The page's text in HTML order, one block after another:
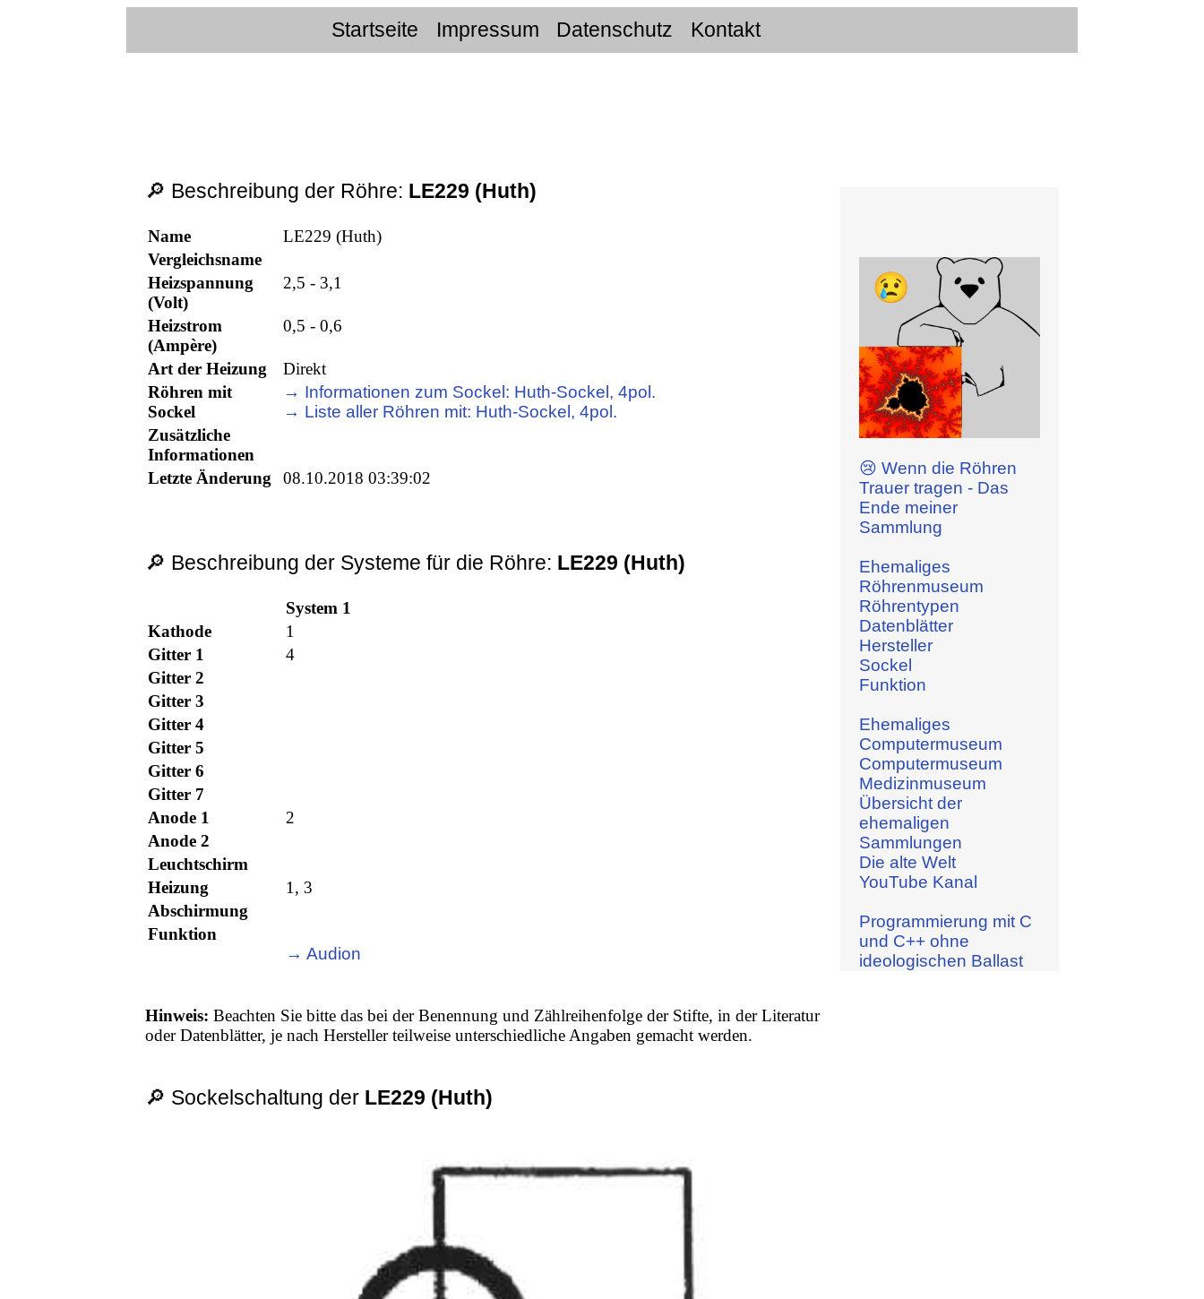
Startseite Impressum Datenschutz Kontakt
🔎 Beschreibung der Röhre: LE229 (Huth)
Name
LE229 (Huth)
Vergleichsname
Heizspannung
(Volt)
2,5 - 3,1
Heizstrom
(Ampère)
0,5 - 0,6
Art der Heizung
Direkt
Röhren mit
Sockel
→ Informationen zum Sockel: Huth-Sockel, 4pol.
→ Liste aller Röhren mit: Huth-Sockel, 4pol.
Zusätzliche
Informationen
Letzte Änderung
08.10.2018 03:39:02
🔎 Beschreibung der Systeme für die Röhre: LE229 (Huth)
System 1
Kathode
1
Gitter 1
4
Gitter 2
Gitter 3
Gitter 4
Gitter 5
Gitter 6
Gitter 7
Anode 1
2
Anode 2
Leuchtschirm
Heizung
1, 3
Abschirmung
Funktion
→ Audion
Hinweis: Beachten Sie bitte das bei der Benennung und Zählreihenfolge der Stifte, in der Literatur
oder Datenblätter, je nach Hersteller teilweise unterschiedliche Angaben gemacht werden.
🔎 Sockelschaltung der LE229 (Huth)
😢 Wenn die Röhren
Trauer tragen - Das
Ende meiner
Sammlung
Ehemaliges
Röhrenmuseum
Röhrentypen
Datenblätter
Hersteller
Sockel
Funktion
Ehemaliges
Computermuseum
Computermuseum
Medizinmuseum
Übersicht der
ehemaligen
Sammlungen
Die alte Welt
YouTube Kanal
Programmierung mit C
und C++ ohne
ideologischen Ballast